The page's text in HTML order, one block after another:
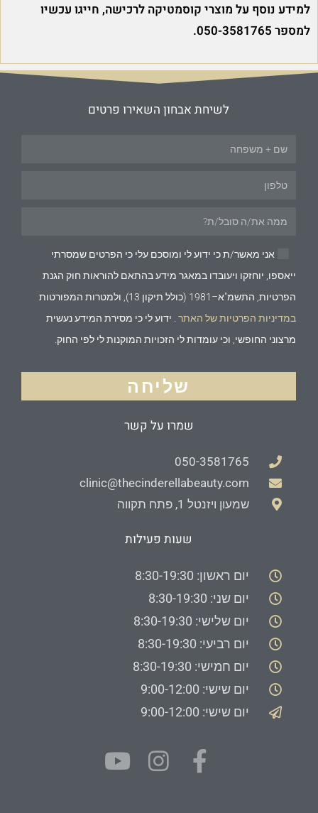
למידע נוסף על מוצרי קוסמטיקה לרכישה, חייגו עכשיו
למספר 050-3581765.
לשיחת אבחון השאירו פרטים
אני מאשר/ת כי ידוע לי ומוסכם עלי כי הפרטים שמסרתי
ייאספו, יוחזקו ויעובדו במאגר מידע בהתאם להוראות חוק הגנת
הפרטיות, התשמ"א–1981 (כולל תיקון 13), ולמטרות המפורטות
במדיניות הפרטיות של האתר . ידוע לי כי מסירת המידע נעשית
מרצוני החופשי, וכי עומדות לי הזכויות המוקנות לי לפי החוק.
שליחה
שמרו על קשר
050-3581765
clinic@thecinderellabeauty.com
שמעון ויזנטל 1, פתח תקווה
שעות פעילות
יום ראשון: 8:30-19:30
יום שני: 8:30-19:30
יום שלישי: 8:30-19:30
יום רביעי: 8:30-19:30
יום חמישי: 8:30-19:30
יום שישי: 9:00-12:00
יום שישי: 9:00-12:00